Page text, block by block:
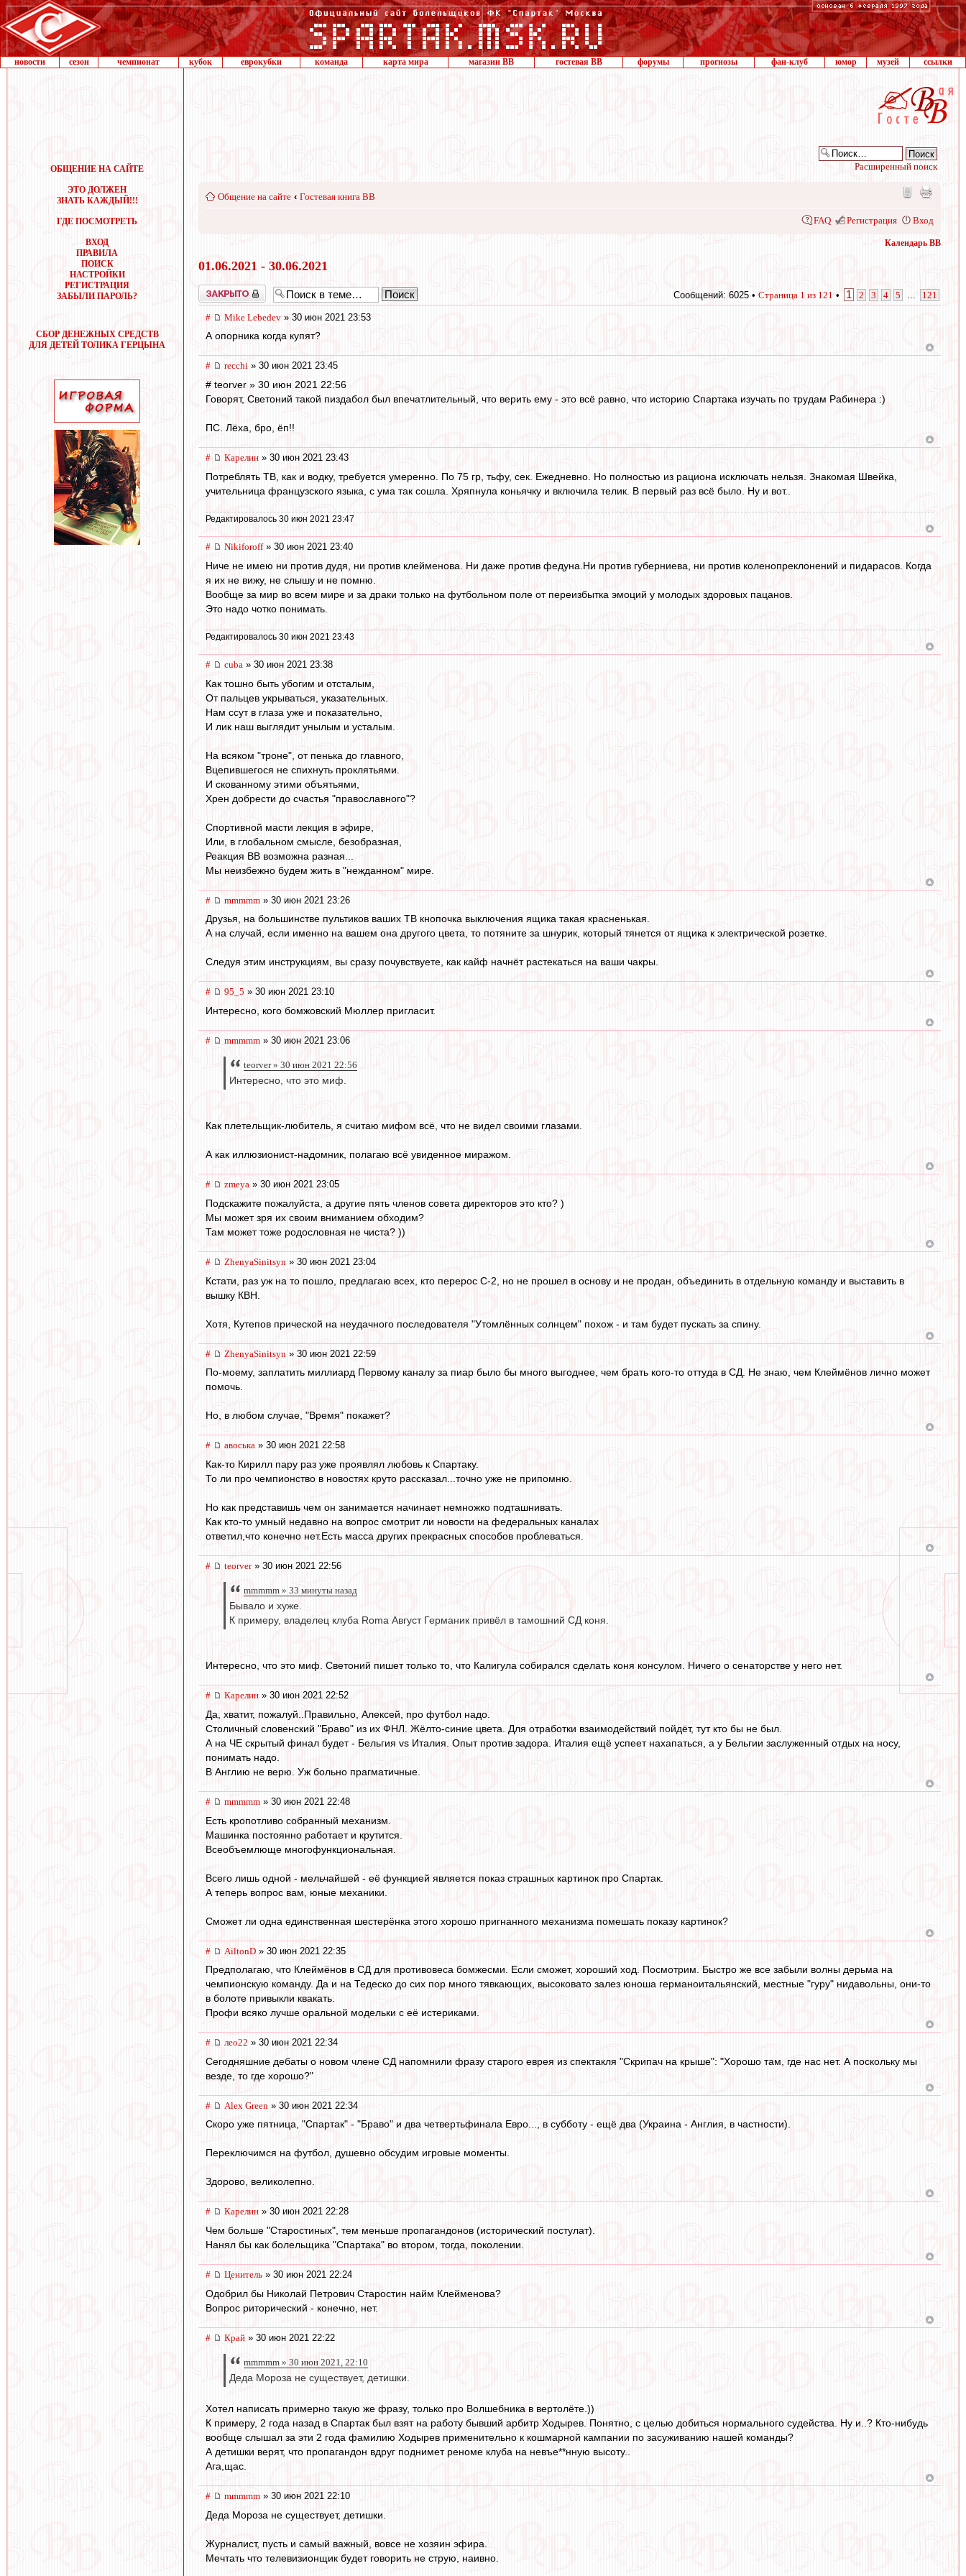
новости сезон чемпионат кубок еврокубки команда карта мира магазин ВВ гостевая ВВ форумы прогнозы фан-клуб юмор музей ссылки
ОБЩЕНИЕ НА САЙТЕ
ЭТО ДОЛЖЕН
ЗНАТЬ КАЖДЫЙ!!!
ГДЕ ПОСМОТРЕТЬ
ВХОД
ПРАВИЛА
ПОИСК
НАСТРОЙКИ
РЕГИСТРАЦИЯ
ЗАБЫЛИ ПАРОЛЬ?
СБОР ДЕНЕЖНЫХ СРЕДСТВ
ДЛЯ ДЕТЕЙ ТОЛИКА ГЕРЦЫНА
Расширенный поиск
Общение на сайте ‹ Гостевая книга ВВ
FAQ Регистрация Вход
Календарь ВВ
01.06.2021 - 30.06.2021
Закрыто Сообщений: 6025 • Страница 1 из 121 • 1 2 3 4 5 121
# Mike Lebedev » 30 июн 2021 23:53
А опорника когда купят?
# recchi » 30 июн 2021 23:45
# teorver » 30 июн 2021 22:56
Говорят, Светоний такой пиздабол был впечатлительный, что верить ему - это всё равно, что историю Спартака изучать по трудам Рабинера :)
ПС. Лёха, бро, ёп!!
# Карелин » 30 июн 2021 23:43
Потреблять ТВ, как и водку, требуется умеренно. По 75 гр, тьфу, сек. Ежедневно. Но полностью из рациона исключать нельзя. Знакомая Швейка,
учительница французского языка, с ума так сошла. Хряпнула коньячку и включила телик. В первый раз всё было. Ну и вот..
Редактировалось 30 июн 2021 23:47
# Nikiforoff» 30 июн 2021 23:40
Ниче не имею ни против дудя, ни против клейменова. Ни даже против федуна.Ни против губерниева, ни против коленопреклонений и пидарасов. Когда
я их не вижу, не слышу и не помню.
Вообще за мир во всем мире и за драки только на футбольном поле от переизбытка эмоций у молодых здоровых пацанов.
Это надо чотко понимать.
Редактировалось 30 июн 2021 23:43
# cuba » 30 июн 2021 23:38
Как тошно быть убогим и отсталым,
От пальцев укрываться, указательных.
Нам ссут в глаза уже и показательно,
И лик наш выглядит унылым и усталым.
На всяком "троне", от пенька до главного,
Вцепившегося не спихнуть проклятьями.
И скованному этими объятьями,
Хрен добрести до счастья "православного"?
Спортивной масти лекция в эфире,
Или, в глобальном смысле, безобразная,
Реакция ВВ возможна разная...
Мы неизбежно будем жить в "нежданном" мире.
# mmmmm » 30 июн 2021 23:26
Друзья, на большинстве пультиков ваших ТВ кнопочка выключения ящика такая красненькая.
А на случай, если именно на вашем она другого цвета, то потяните за шнурик, который тянется от ящика к электрической розетке.
Следуя этим инструкциям, вы сразу почувствуете, как кайф начнёт растекаться на ваши чакры.
# 95_5 » 30 июн 2021 23:10
Интересно, кого бомжовский Мюллер пригласит.
# mmmmm » 30 июн 2021 23:06
teorver » 30 июн 2021 22:56
Интересно, что это миф.
Как плетельщик-любитель, я считаю мифом всё, что не видел своими глазами.
А как иллюзионист-надомник, полагаю всё увиденное миражом.
# zmeya » 30 июн 2021 23:05
Подскажите пожалуйста, а другие пять членов совета директоров это кто? )
Мы может зря их своим вниманием обходим?
Там может тоже родословная не чиста? ))
# ZhenyaSinitsyn » 30 июн 2021 23:04
Кстати, раз уж на то пошло, предлагаю всех, кто перерос С-2, но не прошел в основу и не продан, объединить в отдельную команду и выставить в
вышку КВН.
Хотя, Кутепов прической на неудачного последователя "Утомлённых солнцем" похож - и там будет пускать за спину.
# ZhenyaSinitsyn » 30 июн 2021 22:59
По-моему, заплатить миллиард Первому каналу за пиар было бы много выгоднее, чем брать кого-то оттуда в СД. Не знаю, чем Клеймёнов лично может
помочь.
Но, в любом случае, "Время" покажет?
# авоська » 30 июн 2021 22:58
Как-то Кирилл пару раз уже проявлял любовь к Спартаку.
То ли про чемпионство в новостях круто рассказал...точно уже не припомню.
Но как представишь чем он занимается начинает немножко подташнивать.
Как кто-то умный недавно на вопрос смотрит ли новости на федеральных каналах
ответил,что конечно нет.Есть масса других прекрасных способов проблеваться.
# teorver» 30 июн 2021 22:56
mmmmm » 33 минуты назад
Бывало и хуже.
К примеру, владелец клуба Roma Август Германик привёл в тамошний СД коня.
Интересно, что это миф. Светоний пишет только то, что Калигула собирался сделать коня консулом. Ничего о сенаторстве у него нет.
# Карелин » 30 июн 2021 22:52
Да, хватит, пожалуй..Правильно, Алексей, про футбол надо.
Столичный словенский "Браво" из их ФНЛ. Жёлто-синие цвета. Для отработки взаимодействий пойдёт, тут кто бы не был.
А на ЧЕ скрытый финал будет - Бельгия vs Италия. Опыт против задора. Италия ещё успеет нахапаться, а у Бельгии заслуженный отдых на носу,
понимать надо.
В Англию не верю. Уж больно прагматичные.
# mmmmm » 30 июн 2021 22:48
Есть кропотливо собранный механизм.
Машинка постоянно работает и крутится.
Всеобъемлюще многофункциональная.
Всего лишь одной - мельчайшей - её функцией является показ страшных картинок про Спартак.
А теперь вопрос вам, юные механики.
Сможет ли одна единственная шестерёнка этого хорошо пригнанного механизма помешать показу картинок?
# AiltonD » 30 июн 2021 22:35
Предполагаю, что Клеймёнов в СД для противовеса бомжесми. Если сможет, хороший ход. Посмотрим. Быстро же все забыли волны дерьма на
чемпионскую команду. Да и на Тедеско до сих пор много тявкающих, высоковато залез юноша германоитальянский, местные "гуру" нидавольны, они-то
в болоте привыкли квакать.
Профи всяко лучше оральной модельки с её истериками.
# лео22 » 30 июн 2021 22:34
Сегодняшние дебаты о новом члене СД напомнили фразу старого еврея из спектакля "Скрипач на крыше": "Хорошо там, где нас нет. А поскольку мы
везде, то где хорошо?"
# Alex Green » 30 июн 2021 22:34
Скоро уже пятница, "Спартак" - "Браво" и два четвертьфинала Евро..., в субботу - ещё два (Украина - Англия, в частности).
Переключимся на футбол, душевно обсудим игровые моменты.
Здорово, великолепно.
# Карелин » 30 июн 2021 22:28
Чем больше "Старостиных", тем меньше пропагандонов (исторический постулат).
Нанял бы как болельщика "Спартака" во втором, тогда, поколении.
# Ценитель » 30 июн 2021 22:24
Одобрил бы Николай Петрович Старостин найм Клейменова?
Вопрос риторический - конечно, нет.
# Край » 30 июн 2021 22:22
mmmmm » 30 июн 2021, 22:10
Деда Мороза не существует, детишки.
Хотел написать примерно такую же фразу, только про Волшебника в вертолёте.))
К примеру, 2 года назад в Спартак был взят на работу бывший арбитр Ходырев. Понятно, с целью добиться нормального судейства. Ну и..? Кто-нибудь
вообще слышал за эти 2 года фамилию Ходырев применительно к кошмарной кампании по засуживанию нашей команды?
А детишки верят, что пропагандон вдруг поднимет реноме клуба на невъе**нную высоту..
Ага,щас.
# mmmmm » 30 июн 2021 22:10
Деда Мороза не существует, детишки.
Журналист, пусть и самый важный, вовсе не хозяин эфира.
Мечтать что телевизионщик будет говорить не струю, наивно.